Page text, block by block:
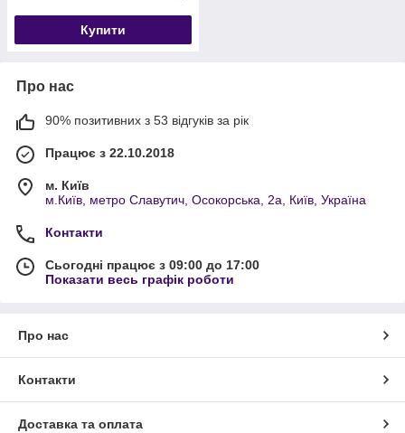
Купити
Про нас
90% позитивних з 53 відгуків за рік
Працює з 22.10.2018
м. Київ
м.Київ, метро Славутич, Осокорська, 2а, Київ, Україна
Контакти
Сьогодні працює з 09:00 до 17:00
Показати весь графік роботи
Про нас
Контакти
Доставка та оплата